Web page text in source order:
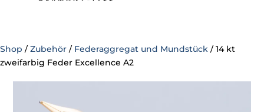
Shop / Zubehör / Federaggregat und Mundstück / 14 kt
zweifarbig Feder Excellence A2